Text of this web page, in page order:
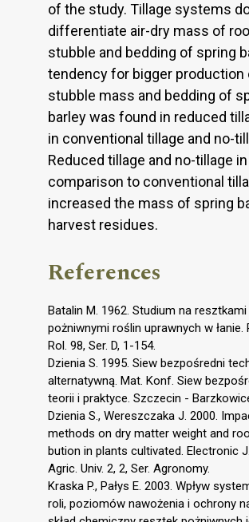
of the study. Tillage systems
differentiate air-dry mass of
stubble and bedding of spring
tendency for bigger production
stubble mass and bedding of
barley was found in reduced
in conventional tillage and no-
Reduced tillage and no-tillage in
comparison to conventional
increased the mass of spring
harvest residues.
References
Batalin M. 1962. Studium na resztkami
pożniwnymi roślin uprawnych w łanie.
Rol. 98, Ser. D, 1-154.
Dzienia S. 1995. Siew bezpośredni
alternatywną. Mat. Konf. Siew
teorii i praktyce. Szczecin -
Dzienia S., Wereszczaka J. 2000.
methods on dry matter weight and
bution in plants cultivated. Electronic
Agric. Univ. 2, 2, Ser. Agronomy.
Kraska P., Pałys E. 2003. Wpływ
roli, poziomów nawożenia i ochrony